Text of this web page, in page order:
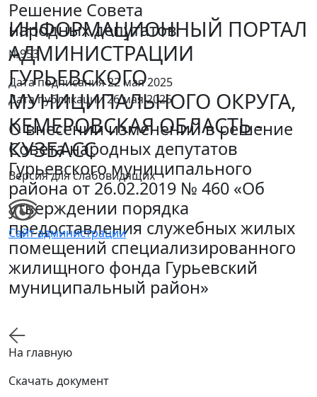
ИНФОРМАЦИОННЫЙ ПОРТАЛ
АДМИНИСТРАЦИИ
ГУРЬЕВСКОГО
МУНИЦИПАЛЬНОГО ОКРУГА,
КЕМЕРОВСКАЯ ОБЛАСТЬ -
КУЗБАСС
Версия для слабовидящих
Сайт администрации
Решение Совета
народных депутатов
№953
Дата подписания 22 мая 2025
Дата публикации 26 мая 2025
О внесении изменений в решение
Совета народных депутатов
Гурьевского муниципального
района от 26.02.2019 № 460 «Об
утверждении порядка
предоставления служебных жилых
помещений специализированного
жилищного фонда Гурьевский
муниципальный район»
На главную
Скачать документ